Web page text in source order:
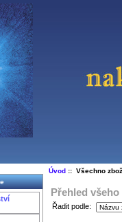
Úvod:: Všechno
Přehled
Řadit podle: